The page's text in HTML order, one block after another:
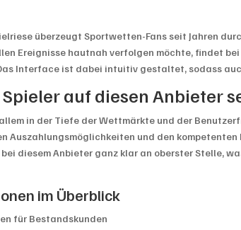
überzeugt Sportwetten-Fans seit Jahren
Ereignisse hautnah verfolgen möchte, findet bei
Interface ist dabei intuitiv gestaltet, sodass
auf diesen Anbieter
in der Tiefe der Wettmärkte und der
Auszahlungsmöglichkeiten und den
diesem Anbieter ganz klar an oberster Stelle,
im Überblick
für Bestandskunden